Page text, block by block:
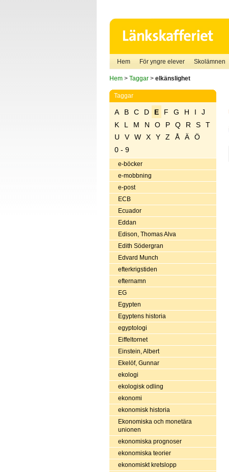
Hem För yngre elever Skolämnen
Hem> Taggar> elkänslighet
Taggar
A B C D E F G H I
J
K
L M N O P Q R S
T
U
V W X Y Z Å Ä
Ö
0 - 9
e-böcker
e-mobbning
e-post
ECB
Ecuador
Eddan
Edison, Thomas Alva
Edith Södergran
Edvard Munch
efterkrigstiden
efternamn
EG
Egypten
Egyptens historia
egyptologi
Eiffeltornet
Einstein, Albert
Ekelöf, Gunnar
ekologi
ekologisk odling
ekonomi
ekonomisk historia
Ekonomiska och monetära
unionen
ekonomiska prognoser
ekonomiska teorier
ekonomiskt kretslopp